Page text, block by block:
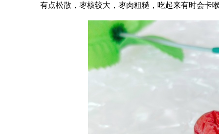
有点松散，枣核较大，枣肉粗糙，吃起来有时会卡